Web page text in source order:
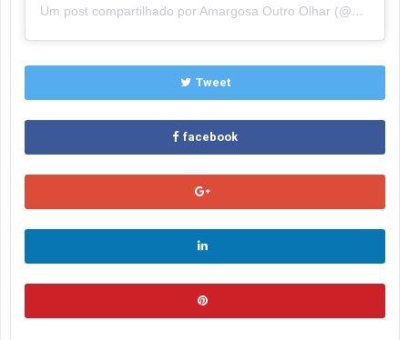
Um post compartilhado por Amargosa Outro Olhar (@amargosaoutroolhar)
Tweet
facebook